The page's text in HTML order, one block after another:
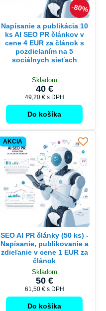
80%
Napísanie a publikácia 10
ks AI SEO PR článkov v
cene 4 EUR za článok s
pozdielaním na 5
sociálnych sieťach
Skladom
40 €
49,20 € s DPH
Do košíka
AKCIA
SEO AI PR články (50 ks) -
Napísanie, publikovanie a
zdieľanie v cene 1 EUR za
článok
Skladom
50 €
61,50 € s DPH
Do košíka